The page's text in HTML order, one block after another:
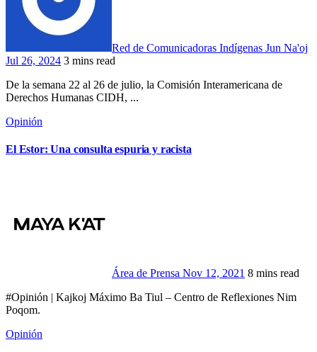
Red de Comunicadoras Indígenas Jun Na'oj
Jul 26, 2024 3 mins read
De la semana 22 al 26 de julio, la Comisión Interamericana de
Derechos Humanas CIDH, ...
Opinión
El Estor: Una consulta espuria y racista
Área de Prensa Nov 12, 2021 8 mins read
#Opinión | Kajkoj Máximo Ba Tiul – Centro de Reflexiones Nim
Poqom.
Opinión